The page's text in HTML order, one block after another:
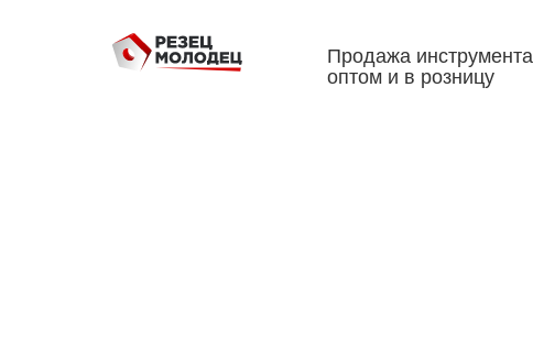
Продажа инструмента
оптом и в розницу